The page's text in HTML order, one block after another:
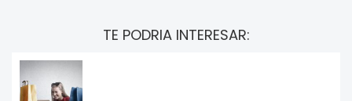
TE PODRIA INTERESAR: